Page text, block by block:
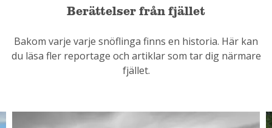
Berättelser från fjället
Bakom varje varje snöflinga finns en historia. Här kan
du läsa fler reportage och artiklar som tar dig närmare
fjället.